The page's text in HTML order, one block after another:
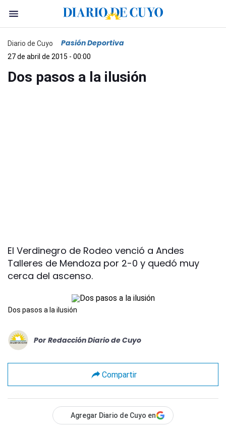
Diario de Cuyo Pasión Deportiva
27 de abril de 2015 - 00:00
Dos pasos a la ilusión
El Verdinegro de Rodeo venció a Andes
Talleres de Mendoza por 2-0 y quedó muy
cerca del ascenso.
Dos pasos a la ilusión
Por Redacción Diario de Cuyo
Compartir
Agregar Diario de Cuyo en